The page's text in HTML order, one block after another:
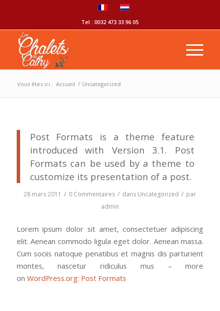
Tel : 0032 473 33 96 05
Vous êtes ici : Accueil / Uncategorized
Post Formats is a theme feature
introduced with Version 3.1. Post
Formats can be used by a theme to
customize its presentation of a post.
28 mars 2011 / 0 Commentaires / dans Uncategorized / par
admin
Lorem ipsum dolor sit amet, consectetuer adipiscing
elit. Aenean commodo ligula eget dolor. Aenean massa.
Cum sociis natoque penatibus et magnis dis parturient
montes, nascetur ridiculus mus – more
on WordPress.org: Post Formats